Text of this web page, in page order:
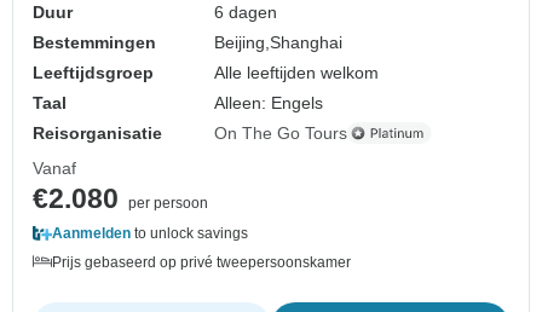
Duur
6 dagen
Bestemmingen
Beijing,Shanghai
Leeftijdsgroep
Alle leeftijden welkom
Taal
Alleen: Engels
Reisorganisatie
On The Go Tours
Vanaf
€2.080
per persoon
Aanmelden to unlock savings
Prijs gebaseerd op privé tweepersoonskamer